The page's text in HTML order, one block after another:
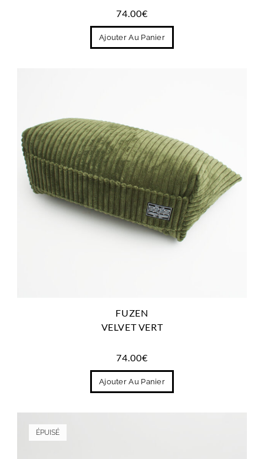
74.00€
Ajouter Au Panier
FUZEN
VELVET VERT
74.00€
Ajouter Au Panier
ÉPUISÉ